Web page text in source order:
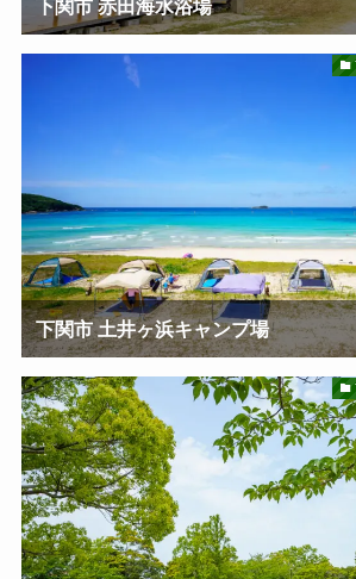
下関市 赤田海水浴場
下関市 土井ヶ浜キャンプ場